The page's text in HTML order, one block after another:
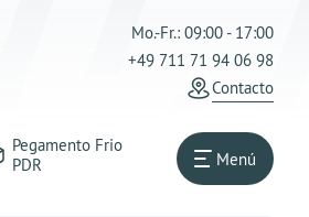
Mo.-Fr.: 09:00 - 17:00
+49 711 71 94 06 98
Contacto
Pegamento Frio
PDR
Menú